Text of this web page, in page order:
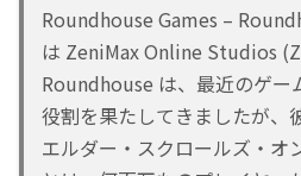
Roundhouse Games –
は ZeniMax Online Studios
Roundhouse は、最近のゲー
役割を果たしてきましたが、
エルダー・スクロールズ・オ